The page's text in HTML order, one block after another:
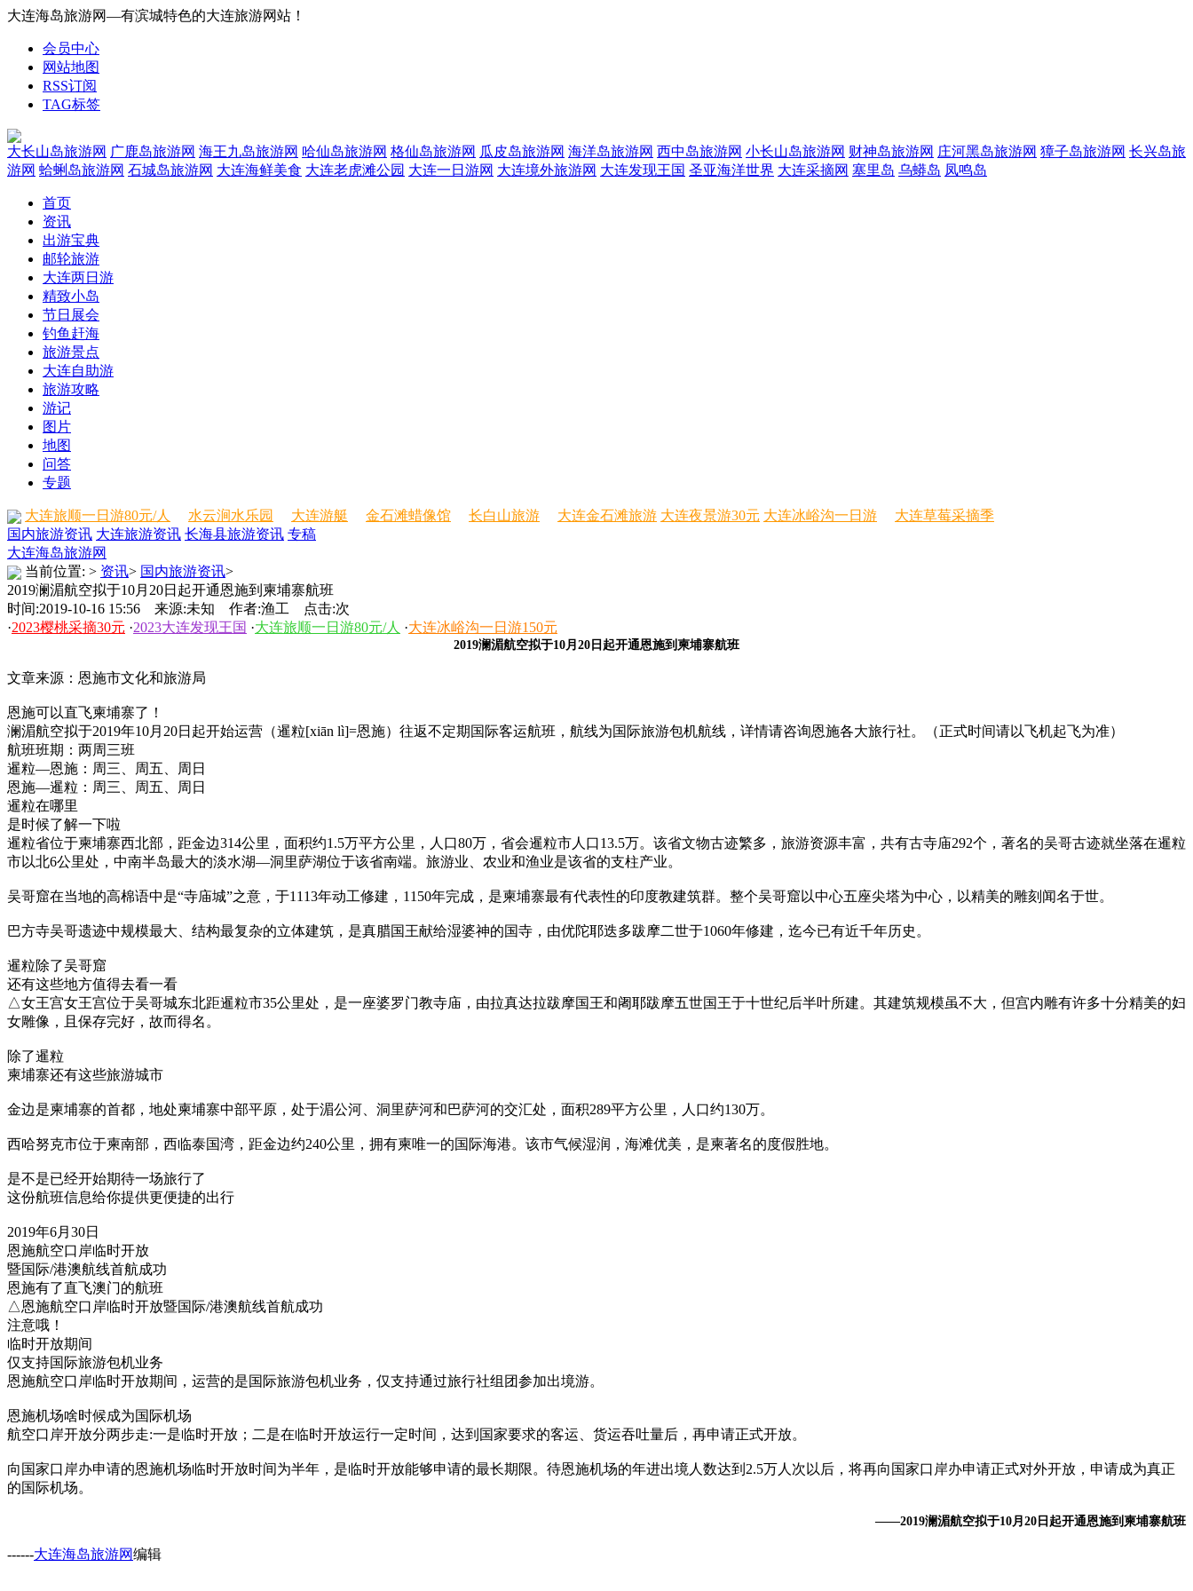
大连海岛旅游网—有滨城特色的大连旅游网站！
会员中心
网站地图
RSS订阅
TAG标签
大长山岛旅游网 广鹿岛旅游网 海王九岛旅游网 哈仙岛旅游网 格仙岛旅游网 瓜皮岛旅游网 海洋岛旅游网 西中岛旅游网 小长山岛旅游网 财神岛旅游网 庄河黑岛旅游网 獐子岛旅游网 长兴岛旅
游网 蛤蜊岛旅游网 石城岛旅游网 大连海鲜美食 大连老虎滩公园 大连一日游网 大连境外旅游网 大连发现王国 圣亚海洋世界 大连采摘网 塞里岛 乌蟒岛 凤鸣岛
首页
资讯
出游宝典
邮轮旅游
大连两日游
精致小岛
节日展会
钓鱼赶海
旅游景点
大连自助游
旅游攻略
游记
图片
地图
问答
专题
大连旅顺一日游80元/人 水云涧水乐园 大连游艇 金石滩蜡像馆 长白山旅游 大连金石滩旅游 大连夜景游30元 大连冰峪沟一日游
大连草莓采摘季
国内旅游资讯 大连旅游资讯 长海县旅游资讯 专稿
大连海岛旅游网
当前位置: > 资讯> 国内旅游资讯>
2019澜湄航空拟于10月20日起开通恩施到柬埔寨航班
时间:2019-10-16 15:56 来源:未知 作者:渔工 点击:次
·2023樱桃采摘30元 ·2023大连发现王国 ·大连旅顺一日游80元/人 ·大连冰峪沟一日游150元
2019澜湄航空拟于10月20日起开通恩施到柬埔寨航班
文章来源：恩施市文化和旅游局
恩施可以直飞柬埔寨了！
澜湄航空拟于2019年10月20日起开始运营（暹粒[xiān lì]=恩施）往返不定期国际客运航班，航线为国际旅游包机航线，详情请咨询恩施各大旅行社。（正式时间请以飞机起飞为准）
航班班期：两周三班
暹粒—恩施：周三、周五、周日
恩施—暹粒：周三、周五、周日
暹粒在哪里
是时候了解一下啦
暹粒省位于柬埔寨西北部，距金边314公里，面积约1.5万平方公里，人口80万，省会暹粒市人口13.5万。该省文物古迹繁多，旅游资源丰富，共有古寺庙292个，著名的吴哥古迹就坐落在暹粒
市以北6公里处，中南半岛最大的淡水湖—洞里萨湖位于该省南端。旅游业、农业和渔业是该省的支柱产业。
吴哥窟在当地的高棉语中是“寺庙城”之意，于1113年动工修建，1150年完成，是柬埔寨最有代表性的印度教建筑群。整个吴哥窟以中心五座尖塔为中心，以精美的雕刻闻名于世。
巴方寺吴哥遗迹中规模最大、结构最复杂的立体建筑，是真腊国王献给湿婆神的国寺，由优陀耶迭多跋摩二世于1060年修建，迄今已有近千年历史。
暹粒除了吴哥窟
还有这些地方值得去看一看
△女王宫女王宫位于吴哥城东北距暹粒市35公里处，是一座婆罗门教寺庙，由拉真达拉跋摩国王和阇耶跋摩五世国王于十世纪后半叶所建。其建筑规模虽不大，但宫内雕有许多十分精美的妇
女雕像，且保存完好，故而得名。
除了暹粒
柬埔寨还有这些旅游城市
金边是柬埔寨的首都，地处柬埔寨中部平原，处于湄公河、洞里萨河和巴萨河的交汇处，面积289平方公里，人口约130万。
西哈努克市位于柬南部，西临泰国湾，距金边约240公里，拥有柬唯一的国际海港。该市气候湿润，海滩优美，是柬著名的度假胜地。
是不是已经开始期待一场旅行了
这份航班信息给你提供更便捷的出行
2019年6月30日
恩施航空口岸临时开放
暨国际/港澳航线首航成功
恩施有了直飞澳门的航班
△恩施航空口岸临时开放暨国际/港澳航线首航成功
注意哦！
临时开放期间
仅支持国际旅游包机业务
恩施航空口岸临时开放期间，运营的是国际旅游包机业务，仅支持通过旅行社组团参加出境游。
恩施机场啥时候成为国际机场
航空口岸开放分两步走:一是临时开放；二是在临时开放运行一定时间，达到国家要求的客运、货运吞吐量后，再申请正式开放。
向国家口岸办申请的恩施机场临时开放时间为半年，是临时开放能够申请的最长期限。待恩施机场的年进出境人数达到2.5万人次以后，将再向国家口岸办申请正式对外开放，申请成为真正
的国际机场。
——2019澜湄航空拟于10月20日起开通恩施到柬埔寨航班
------大连海岛旅游网编辑